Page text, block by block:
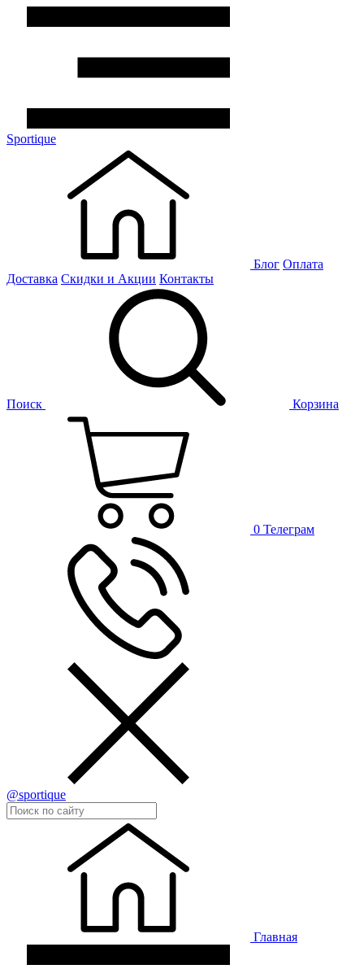
Sportique
Блог Оплата
Доставка Скидки и Акции Контакты
Поиск Корзина
0 Телеграм
@sportique
Главная